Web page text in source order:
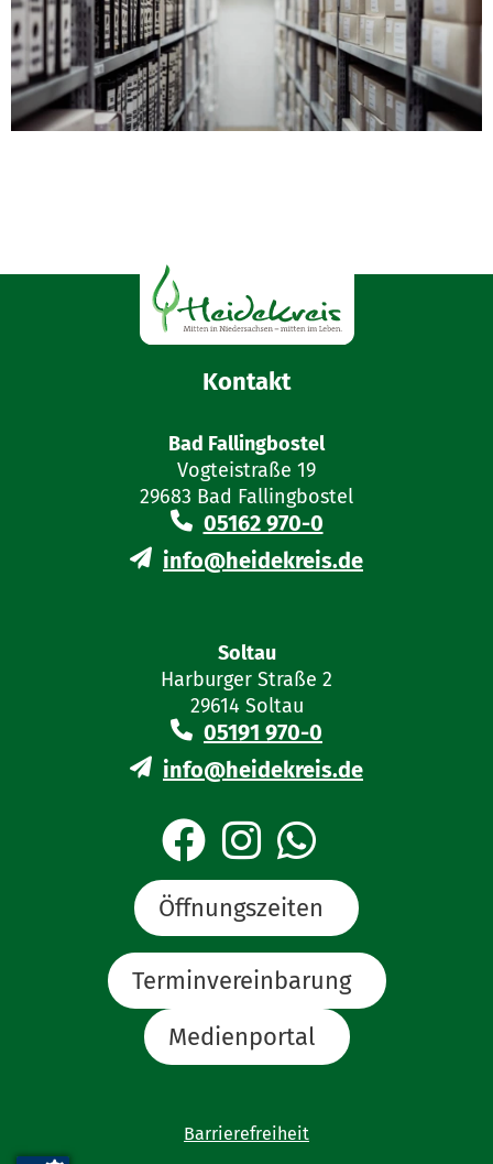
Kontakt
Bad Fallingbostel
Vogteistraße 19
29683 Bad Fallingbostel
05162 970-0
info@heidekreis.de
Soltau
Harburger Straße 2
29614 Soltau
05191 970-0
info@heidekreis.de
Öffnungszeiten
Terminvereinbarung
Medienportal
Barrierefreiheit